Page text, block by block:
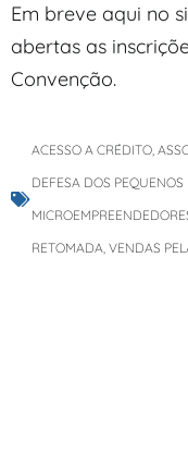
Em breve aqui no
abertas as
Convenção.
ACESSO A CRÉDITO
DEFESA DOS PEQUENOS
RETOMADA VENDAS